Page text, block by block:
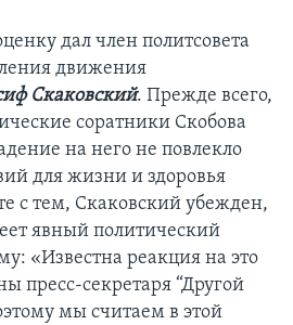
дал член политсовета
движения
Скаковский. Прежде всего,
соратники Скобова
на него не повлекло
для жизни и здоровья
с тем, Скаковский убежден,
явный политический
«Известна реакция на это
пресс-секретаря “Другой
мы считаем в этой